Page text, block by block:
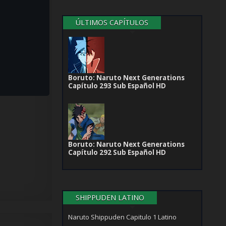
ÚLTIMOS CAPÍTULOS
Boruto: Naruto Next Generations
Capítulo 293 Sub Español HD
Boruto: Naruto Next Generations
Capítulo 292 Sub Español HD
SHIPPUDEN LATINO
Naruto Shippuden Capitulo 1 Latino